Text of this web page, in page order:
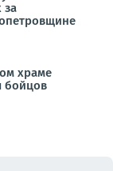
за
храме
бойцов